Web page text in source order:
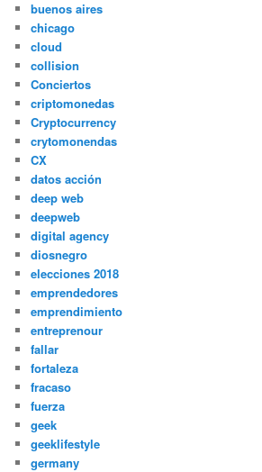
buenos aires
chicago
cloud
collision
Conciertos
criptomonedas
Cryptocurrency
crytomonendas
CX
datos acción
deep web
deepweb
digital agency
diosnegro
elecciones 2018
emprendedores
emprendimiento
entreprenour
fallar
fortaleza
fracaso
fuerza
geek
geeklifestyle
germany